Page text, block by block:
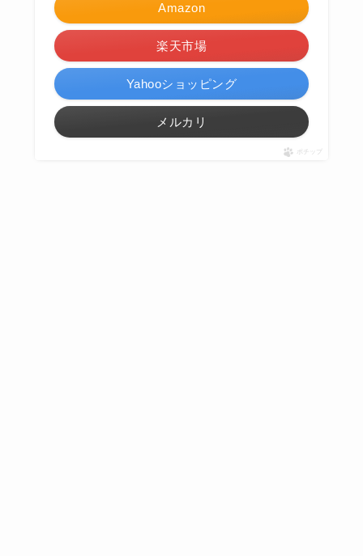
Amazon
楽天市場
Yahooショッピング
メルカリ
ポチップ